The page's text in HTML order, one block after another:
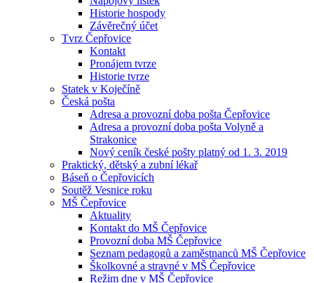
Historie hospody
Závěrečný účet
Tvrz Čepřovice
Kontakt
Pronájem tvrze
Historie tvrze
Statek v Koječíně
Česká pošta
Adresa a provozní doba pošta Čepřovice
Adresa a provozní doba pošta Volyně a
Strakonice
Nový ceník české pošty platný od 1. 3. 2019
Praktický, dětský a zubní lékař
Báseň o Čepřovicích
Soutěž Vesnice roku
MŠ Čepřovice
Aktuality
Kontakt do MŠ Čepřovice
Provozní doba MŠ Čepřovice
Seznam pedagogů a zaměstnanců MŠ Čepřovice
Školkovné a stravné v MŠ Čepřovice
Režim dne v MŠ Čepřovice